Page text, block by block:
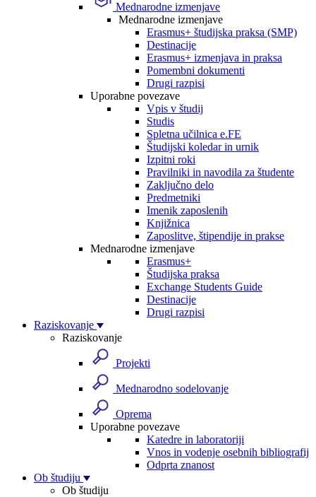
Mednarodne izmenjave
Mednarodne izmenjave
Erasmus+ študijska praksa (SMP)
Destinacije
Erasmus+ izmenjava in praksa
Pomembni dokumenti
Drugi razpisi
Uporabne povezave
Vpis v študij
Studis
Spletna učilnica e.FE
Študijski koledar in urnik
Izpitni roki
Pravilniki in navodila za študente
Zaključno delo
Predmetniki
Imenik zaposlenih
Knjižnica
Zaposlitve, štipendije in prakse
Mednarodne izmenjave
Erasmus+
Študijska praksa
Exchange Students Guide
Destinacije
Drugi razpisi
Raziskovanje
Raziskovanje
Projekti
Mednarodno sodelovanje
Oprema
Uporabne povezave
Katedre in laboratoriji
Vnos in vodenje osebnih bibliografij
Odprta znanost
Ob študiju
Ob študiju